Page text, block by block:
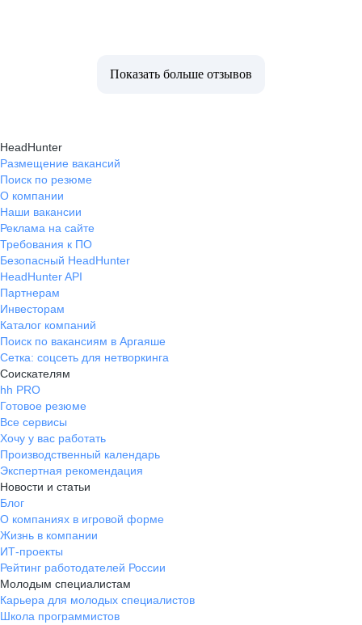
Показать больше отзывов
HeadHunter
Размещение вакансий
Поиск по резюме
О компании
Наши вакансии
Реклама на сайте
Требования к ПО
Безопасный HeadHunter
HeadHunter API
Партнерам
Инвесторам
Каталог компаний
Поиск по вакансиям в Аргаяше
Сетка: соцсеть для нетворкинга
Соискателям
hh PRO
Готовое резюме
Все сервисы
Хочу у вас работать
Производственный календарь
Экспертная рекомендация
Новости и статьи
Блог
О компаниях в игровой форме
Жизнь в компании
ИТ-проекты
Рейтинг работодателей России
Молодым специалистам
Карьера для молодых специалистов
Школа программистов